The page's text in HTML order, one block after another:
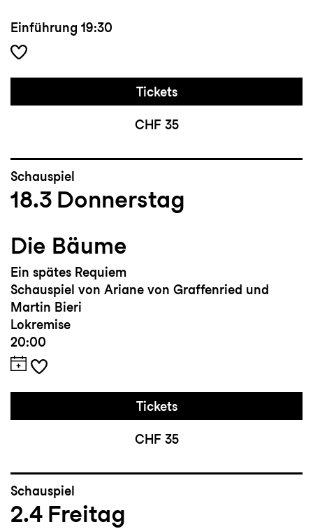
Einführung 19:30
Tickets
CHF 35
Schauspiel
18.3 Donnerstag
Die Bäume
Ein spätes Requiem
Schauspiel von Ariane von Graffenried und
Martin Bieri
Lokremise
20:00
Tickets
CHF 35
Schauspiel
2.4 Freitag